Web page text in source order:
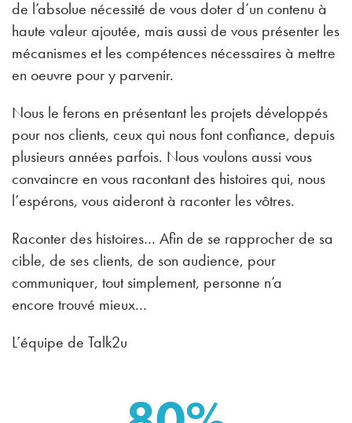
de l’absolue nécessité de vous doter d’un contenu à
haute valeur ajoutée, mais aussi de vous présenter les
mécanismes et les compétences nécessaires à mettre
en oeuvre pour y parvenir.
Nous le ferons en présentant les projets développés
pour nos clients, ceux qui nous font confiance, depuis
plusieurs années parfois. Nous voulons aussi vous
convaincre en vous racontant des histoires qui, nous
l’espérons, vous aideront à raconter les vôtres.
Raconter des histoires… Afin de se rapprocher de sa
cible, de ses clients, de son audience, pour
communiquer, tout simplement, personne n’a
encore trouvé mieux…
L’équipe de Talk2u